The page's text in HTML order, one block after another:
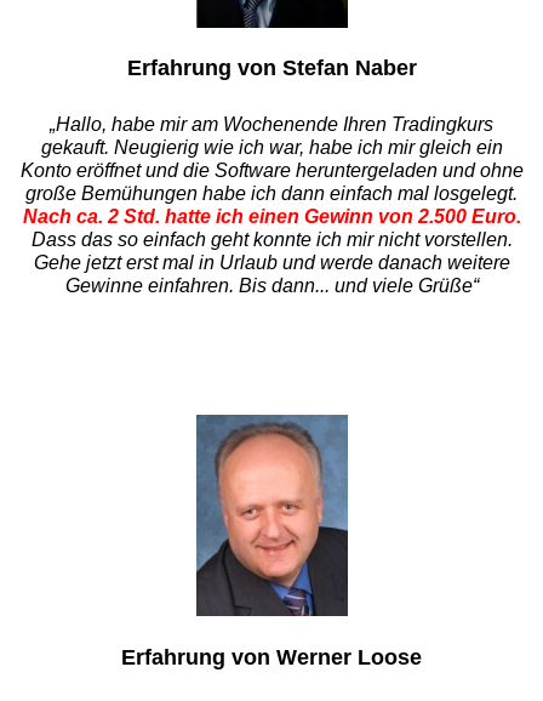
Erfahrung von Stefan Naber
„Hallo, habe mir am Wochenende Ihren Tradingkurs
gekauft. Neugierig wie ich war, habe ich mir gleich ein
Konto eröffnet und die Software heruntergeladen und ohne
große Bemühungen habe ich dann einfach mal losgelegt.
Nach ca. 2 Std. hatte ich einen Gewinn von 2.500 Euro.
Dass das so einfach geht konnte ich mir nicht vorstellen.
Gehe jetzt erst mal in Urlaub und werde danach weitere
Gewinne einfahren. Bis dann... und viele Grüße“
Erfahrung von Werner Loose